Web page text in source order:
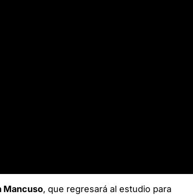
Mancuso, que regresará al estudio para